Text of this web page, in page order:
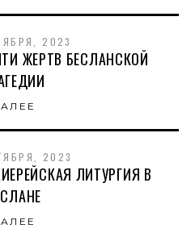
2023
ЖЕРТВ БЕСЛАНСКОЙ
2023
ЛИТУРГИЯ В